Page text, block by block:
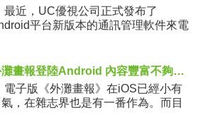
近，UC優視公司正式發布了
平台新版本的通訊管理軟件來電
外灘畫報登陸Android 內容豐富不夠精致
子版《外灘畫報》在iOS已經小有
，在雜志界也是有一番作為。而目